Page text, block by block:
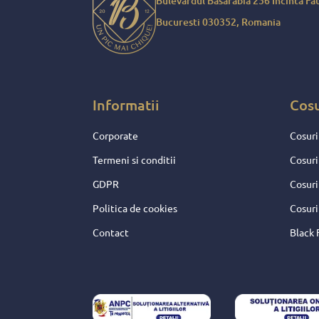
Pentru toate aceste fapte,
Bucuresti 030352, Romania
Informatii
Corporate
Termeni si conditii
GDPR
Politica de cookies
Contact Black